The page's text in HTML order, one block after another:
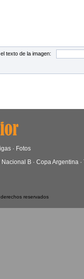
texto de la imagen:
· Fotos
Nacional B · Copa Argentina ·
reservados